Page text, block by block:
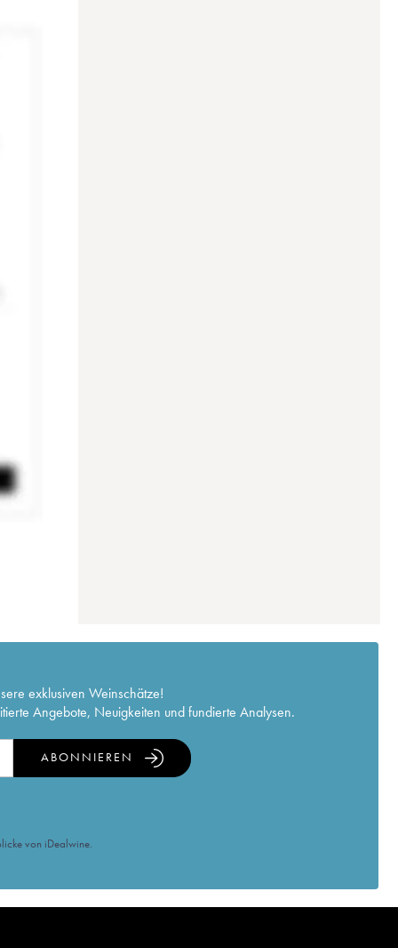
exklusiven Weinschätze!
Angebote, Neuigkeiten und fundierte Analysen.
ABONNIEREN
von iDealwine.